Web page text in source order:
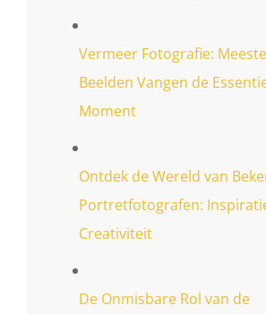
Vermeer Fotografie:
Beelden Vangen de
Moment
Ontdek de Wereld van
Portretfotografen:
Creativiteit
De Onmisbare Rol van de